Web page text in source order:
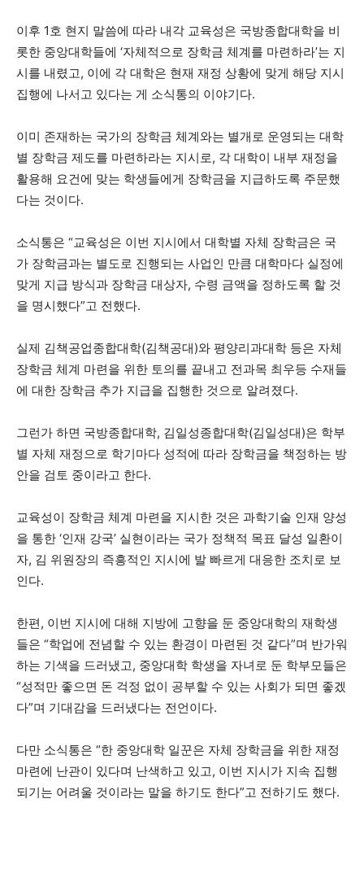
이후 1호 현지 말씀에 따라 내각 교육성은 국방종합대학을 비
롯한 중앙대학들에 ‘자체적으로 장학금 체계를 마련하라’는 지
시를 내렸고, 이에 각 대학은 현재 재정 상황에 맞게 해당 지시
집행에 나서고 있다는 게 소식통의 이야기다.
이미 존재하는 국가의 장학금 체계와는 별개로 운영되는 대학
별 장학금 제도를 마련하라는 지시로, 각 대학이 내부 재정을
활용해 요건에 맞는 학생들에게 장학금을 지급하도록 주문했
다는 것이다.
소식통은 “교육성은 이번 지시에서 대학별 자체 장학금은 국
가 장학금과는 별도로 진행되는 사업인 만큼 대학마다 실정에
맞게 지급 방식과 장학금 대상자, 수령 금액을 정하도록 할 것
을 명시했다”고 전했다.
실제 김책공업종합대학(김책공대)와 평양리과대학 등은 자체
장학금 체계 마련을 위한 토의를 끝내고 전과목 최우등 수재들
에 대한 장학금 추가 지급을 집행한 것으로 알려졌다.
그런가 하면 국방종합대학, 김일성종합대학(김일성대)은 학부
별 자체 재정으로 학기마다 성적에 따라 장학금을 책정하는 방
안을 검토 중이라고 한다.
교육성이 장학금 체계 마련을 지시한 것은 과학기술 인재 양성
을 통한 ‘인재 강국’ 실현이라는 국가 정책적 목표 달성 일환이
자, 김 위원장의 즉흥적인 지시에 발 빠르게 대응한 조치로 보
인다.
한편, 이번 지시에 대해 지방에 고향을 둔 중앙대학의 재학생
들은 “학업에 전념할 수 있는 환경이 마련된 것 같다”며 반가워
하는 기색을 드러냈고, 중앙대학 학생을 자녀로 둔 학부모들은
“성적만 좋으면 돈 걱정 없이 공부할 수 있는 사회가 되면 좋겠
다”며 기대감을 드러냈다는 전언이다.
다만 소식통은 “한 중앙대학 일꾼은 자체 장학금을 위한 재정
마련에 난관이 있다며 난색하고 있고, 이번 지시가 지속 집행
되기는 어려울 것이라는 말을 하기도 한다”고 전하기도 했다.